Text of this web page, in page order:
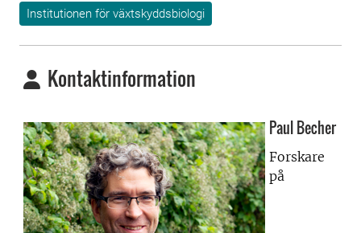
Institutionen för växtskyddsbiologi
Kontaktinformation
Paul Becher
Forskare
på